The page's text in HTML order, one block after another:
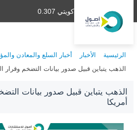
دينار كويتي 0.307
الرئيسية الأخبار أخبار السلع والمعادن
الذهب يتباين قبيل صدور بيانات التضخم وقرار
الذهب يتباين قبيل صدور بيانات
أمريكا